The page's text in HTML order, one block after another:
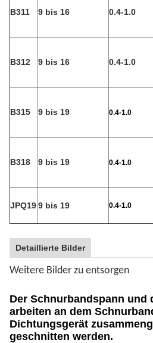
B311 9 bis 16 0.4-1.0
B312 9 bis 16 0.4-1.0
B315 9 bis 19 0.4-1.0
B318 9 bis 19 0.4-1.0
JPQ199 bis 19 0.4-1.0
Detaillierte Bilder
Weitere Bilder zu entsorgen
Der Schnurbandspann und
arbeiten an dem
Dichtungsgerät
geschnitten werden.